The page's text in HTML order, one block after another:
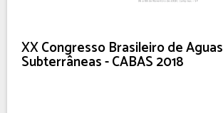
XX Congresso Brasileiro de Águas
Subterrâneas - CABAS 2018